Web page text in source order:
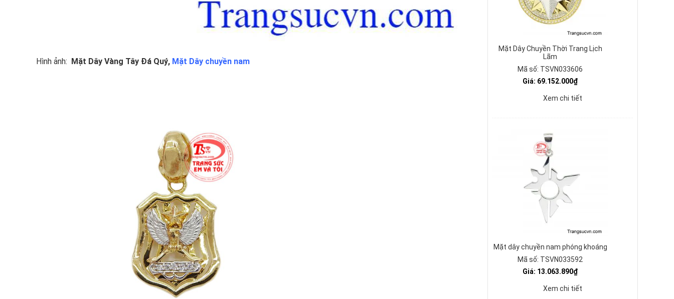
Hình ảnh: Mặt Dây Vàng Tây Đá Quý, Mặt Dây chuyền nam
Mặt Dây Chuyền Thời Trang Lịch
Lãm
Mã số: TSVN033606
Giá: 69.152.000₫
Xem chi tiết
Mặt dây chuyền nam phóng khoáng
Mã số: TSVN033592
Giá: 13.063.890₫
Xem chi tiết